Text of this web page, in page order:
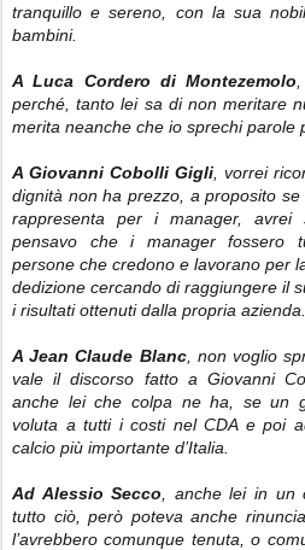
tranquillo e sereno, con la sua
bambini.
A Luca Cordero di Montezemolo
perché, tanto lei sa di non meritare
merita neanche che io sprechi parole
A Giovanni Cobolli Gigli , vorrei
dignità non ha prezzo, a proposito se
rappresenta per i manager, avrei
pensavo che i manager fossero
persone che credono e lavorano per
dedizione cercando di raggiungere il
i risultati ottenuti dalla propria azienda.
A Jean Claude Blanc, non voglio
vale il discorso fatto a Giovanni
anche lei che colpa ne ha, se un
voluta a tutti i costi nel CDA e poi
calcio più importante d’Italia.
Ad Alessio Secco , anche lei in
tutto ciò, però poteva anche
l’avrebbero comunque tenuta, o